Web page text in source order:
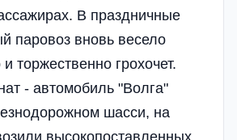
В праздничные
паровоз вновь весело
торжественно грохочет.
- автомобиль "Волга"
шасси, на
высокопоставленных